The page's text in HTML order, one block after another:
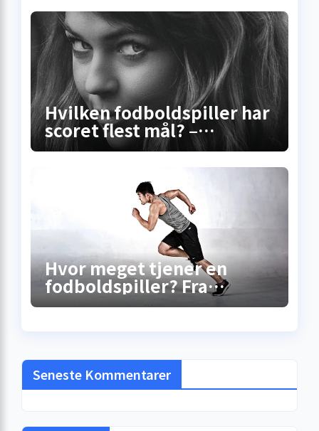
om lønninger, bonusser og
de skjulte
millionkontrakter
Hvilken fodboldspiller har
scoret flest mål? –
Sandheden bag
Hvor meget tjener en
fodboldspiller? Fra
gadebold til
løncheckene
Seneste Kommentarer